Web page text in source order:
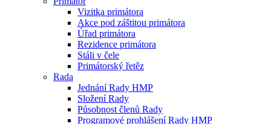
Vizitka primátora
Akce pod záštitou primátora
Úřad primátora
Rezidence primátora
Stáli v čele
Primátorský řetěz
Rada
Jednání Rady HMP
Složení Rady
Působnost členů Rady
Programové prohlášení Rady HMP